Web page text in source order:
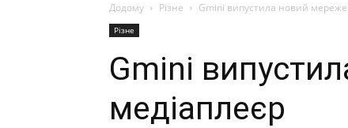
та
автомобілів
Додому Різне Gmini випустила новий
Різне
Gmini
медіаплеєр